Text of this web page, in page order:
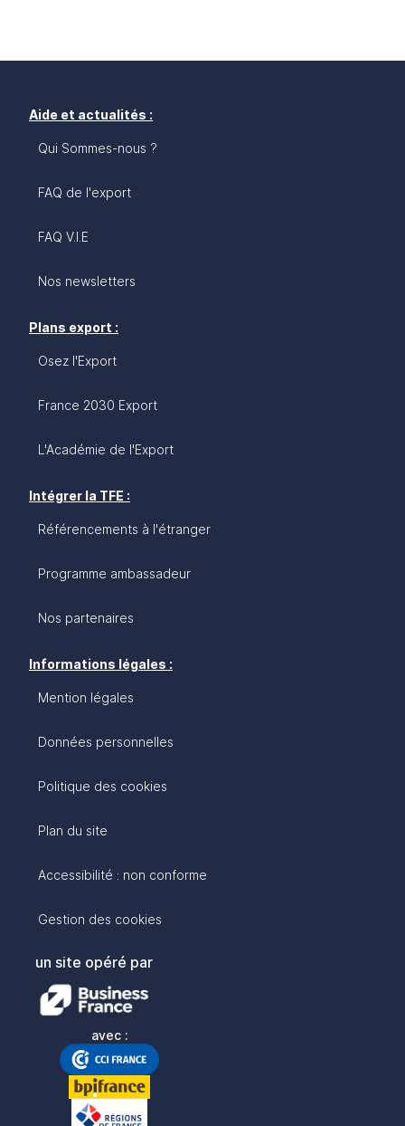
Aide et actualités :
Qui Sommes-nous ?
FAQ de l'export
FAQ V.I.E
Nos newsletters
Plans export :
Osez l'Export
France 2030 Export
L'Académie de l'Export
Intégrer la TFE :
Référencements à l'étranger
Programme ambassadeur
Nos partenaires
Informations légales :
Mention légales
Données personnelles
Politique des cookies
Plan du site
Accessibilité : non conforme
Gestion des cookies
un site opéré par
avec :